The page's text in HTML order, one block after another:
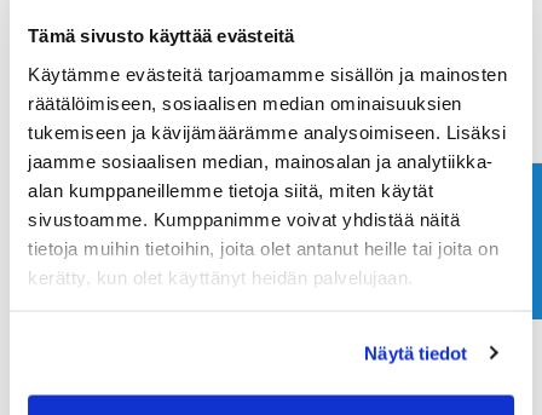
Tämä sivusto käyttää evästeitä
Käytämme evästeitä tarjoamamme sisällön ja mainosten
räätälöimiseen, sosiaalisen median ominaisuuksien
tukemiseen ja kävijämäärämme analysoimiseen. Lisäksi
jaamme sosiaalisen median, mainosalan ja analytiikka-
alan kumppaneillemme tietoja siitä, miten käytät
sivustoamme. Kumppanimme voivat yhdistää näitä
tietoja muihin tietoihin, joita olet antanut heille tai joita on
kerätty, kun olet käyttänyt heidän palvelujaan.
Näytä tiedot
Suomi
Golf jäsenyys
Valitse seura:
Jäsennumero:
Rekisteröidy
Haluan tilata Ringside Golf uutiskirjeen